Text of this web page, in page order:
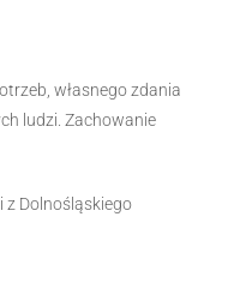
własnego zdania
ludzi. Zachowanie
z Dolnośląskiego